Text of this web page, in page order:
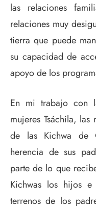
las relaciones
relaciones muy
tierra que puede
su capacidad de
apoyo de los
En mi trabajo con
mujeres Tsáchila,
de las Kichwa de
herencia de sus
parte de lo que
Kichwas los hijos
terrenos de los